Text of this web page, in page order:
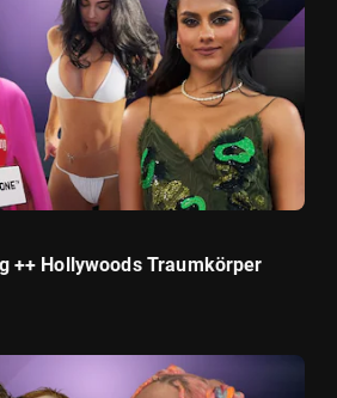
++ Hollywoods Traumkörper